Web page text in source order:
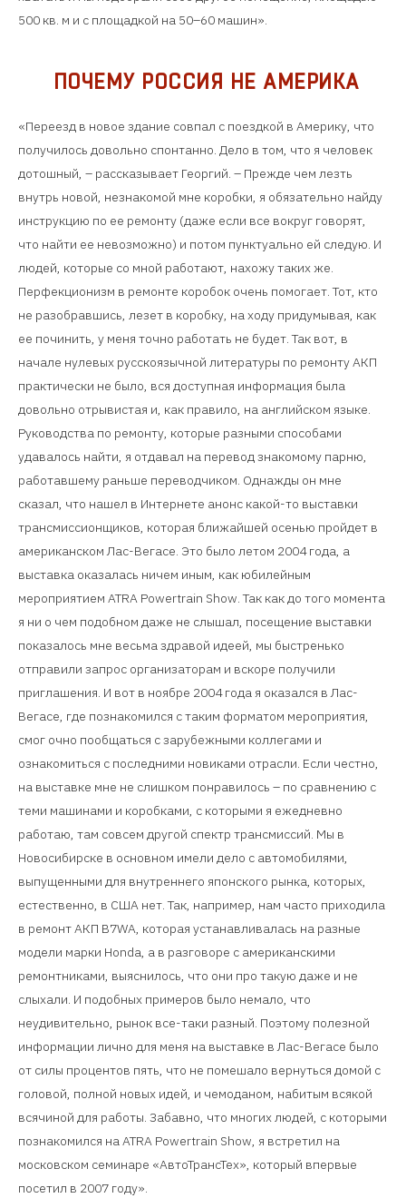
500 кв. м и с площадкой на 50–60 машин».
ПОЧЕМУ РОССИЯ НЕ АМЕРИКА
«Переезд в новое здание совпал с поездкой в Америку, что
получилось довольно спонтанно. Дело в том, что я человек
дотошный, – рассказывает Георгий. – Прежде чем лезть
внутрь новой, незнакомой мне коробки, я обязательно найду
инструкцию по ее ремонту (даже если все вокруг говорят,
что найти ее невозможно) и потом пунктуально ей следую. И
людей, которые со мной работают, нахожу таких же.
Перфекционизм в ремонте коробок очень помогает. Тот, кто
не разобравшись, лезет в коробку, на ходу придумывая, как
ее починить, у меня точно работать не будет. Так вот, в
начале нулевых русскоязычной литературы по ремонту АКП
практически не было, вся доступная информация была
довольно отрывистая и, как правило, на английском языке.
Руководства по ремонту, которые разными способами
удавалось найти, я отдавал на перевод знакомому парню,
работавшему раньше переводчиком. Однажды он мне
сказал, что нашел в Интернете анонс какой-то выставки
трансмиссионщиков, которая ближайшей осенью пройдет в
американском Лас-Вегасе. Это было летом 2004 года, а
выставка оказалась ничем иным, как юбилейным
мероприятием ATRA Powertrain Show. Так как до того момента
я ни о чем подобном даже не слышал, посещение выставки
показалось мне весьма здравой идеей, мы быстренько
отправили запрос организаторам и вскоре получили
приглашения. И вот в ноябре 2004 года я оказался в Лас-
Вегасе, где познакомился с таким форматом мероприятия,
смог очно пообщаться с зарубежными коллегами и
ознакомиться с последними новиками отрасли. Если честно,
на выставке мне не слишком понравилось – по сравнению с
теми машинами и коробками, с которыми я ежедневно
работаю, там совсем другой спектр трансмиссий. Мы в
Новосибирске в основном имели дело с автомобилями,
выпущенными для внутреннего японского рынка, которых,
естественно, в США нет. Так, например, нам часто приходила
в ремонт АКП B7WA, которая устанавливалась на разные
модели марки Honda, а в разговоре с американскими
ремонтниками, выяснилось, что они про такую даже и не
слыхали. И подобных примеров было немало, что
неудивительно, рынок все-таки разный. Поэтому полезной
информации лично для меня на выставке в Лас-Вегасе было
от силы процентов пять, что не помешало вернуться домой с
головой, полной новых идей, и чемоданом, набитым всякой
всячиной для работы. Забавно, что многих людей, с которыми
познакомился на ATRA Powertrain Show, я встретил на
московском семинаре «АвтоТрансТех», который впервые
посетил в 2007 году».